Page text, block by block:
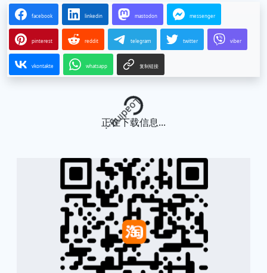
facebook linkedin mastodon messenger
pinterest reddit telegram twitter viber
vkontakte whatsapp 复制链接
Loading...
正在下载信息...